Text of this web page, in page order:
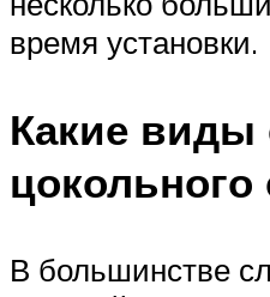
время установки.
Какие виды
цокольного
В большинстве